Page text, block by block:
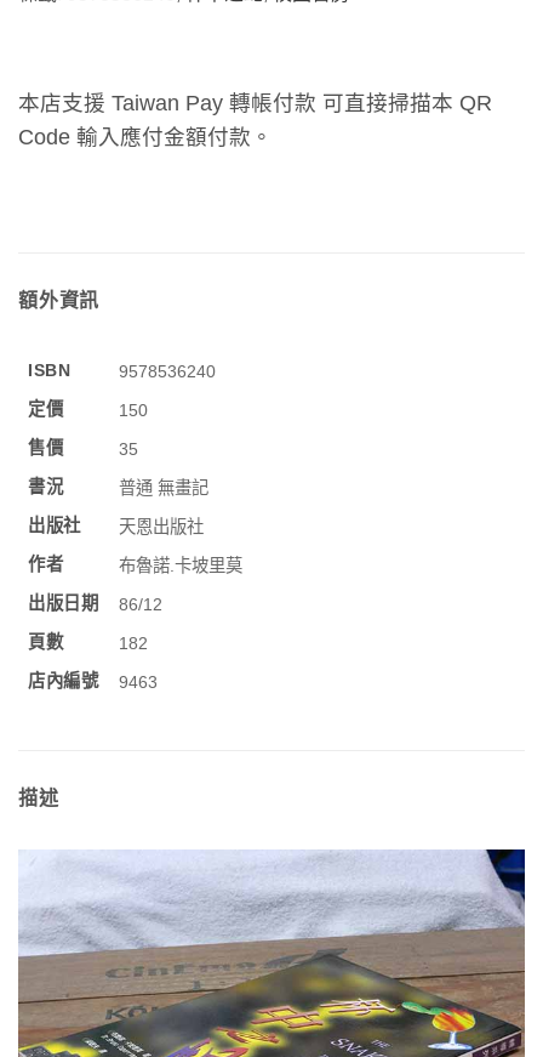
本店支援 Taiwan Pay 轉帳付款 可直接掃描本 QR
Code 輸入應付金額付款。
額外資訊
ISBN
9578536240
定價
150
售價
35
書況
普通 無畫記
出版社
天恩出版社
作者
布魯諾.卡坡里莫
出版日期
86/12
頁數
182
店內編號
9463
描述